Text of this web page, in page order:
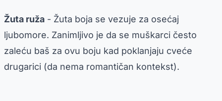
Žuta ruža - Žuta boja se vezuje za osećaj
ljubomore. Zanimljivo je da se muškarci često
zaleću baš za ovu boju kad poklanjaju cveće
drugarici (da nema romantičan kontekst).